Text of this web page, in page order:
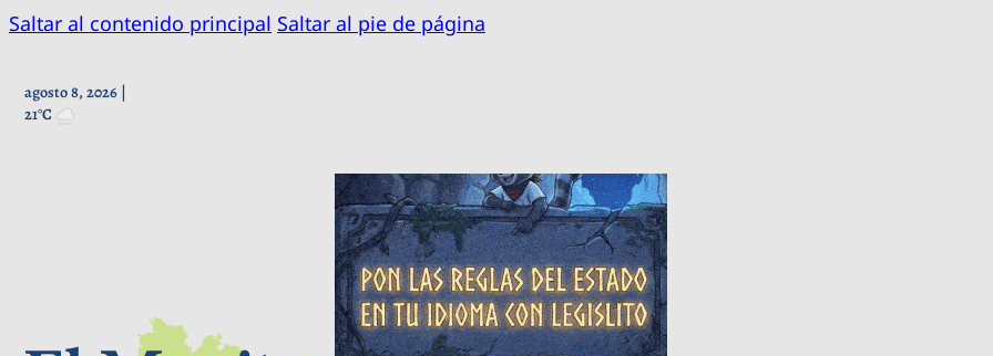
Saltar al contenido principal Saltar al pie de página
agosto 8, 2026 |
21°C